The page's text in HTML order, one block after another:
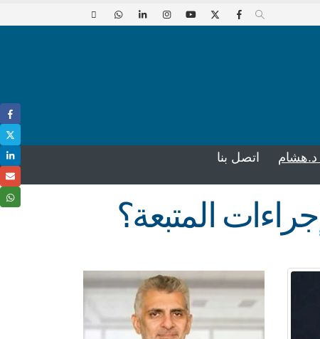
اتصل بنا
المتبعة؟